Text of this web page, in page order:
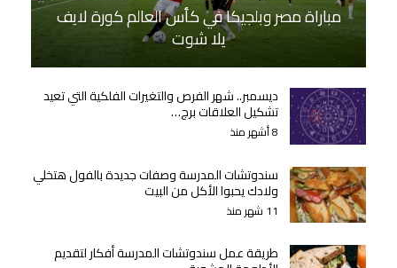
مباراة مصر وبلجيكا في كأس العالم كورة لايف
يلا شوت
ديسمبر.. شهر الفرص والتغيرات الفلكية التي تعيد
تشكيل العلاقات برج…
8 أشهر منذ
سندوتشات المدرسة وصفات جديدة بالفول هتخلي
ولادك يحبوا الأكل من البيت
11 شهر منذ
طريقة عمل سندوتشات المدرسة أفكار لتقديم